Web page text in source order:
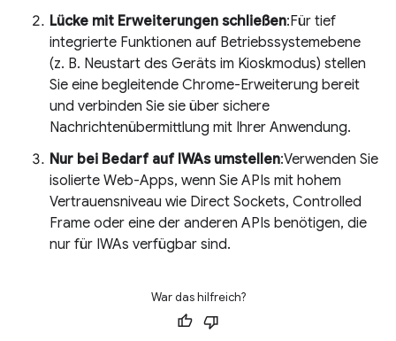
Lücke mit Erweiterungen schließen:Für tief
integrierte Funktionen auf Betriebssystemebene
(z. B. Neustart des Geräts im Kioskmodus) stellen
Sie eine begleitende Chrome-Erweiterung bereit
und verbinden Sie sie über sichere
Nachrichtenübermittlung mit Ihrer Anwendung.
Nur bei Bedarf auf IWAs umstellen:Verwenden Sie
isolierte Web-Apps, wenn Sie APIs mit hohem
Vertrauensniveau wie Direct Sockets, Controlled
Frame oder eine der anderen APIs benötigen, die
nur für IWAs verfügbar sind.
War das hilfreich?